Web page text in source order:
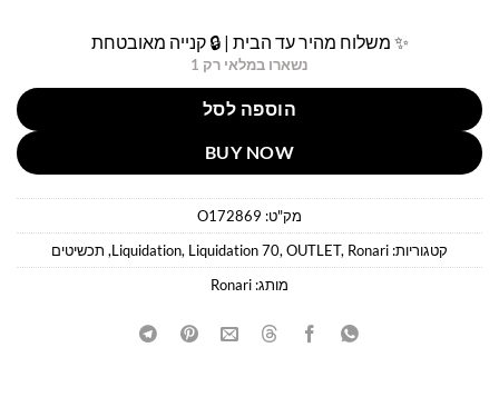
✨ משלוח מהיר עד הבית | 🔒 קנייה מאובטחת
נשארו במלאי רק 1
הוספה לסל
BUY NOW
מק"ט: O172869
קטגוריות:
Liquidation, Liquidation 70, OUTLET, Ronari
, תכשיטים
מותג: Ronari